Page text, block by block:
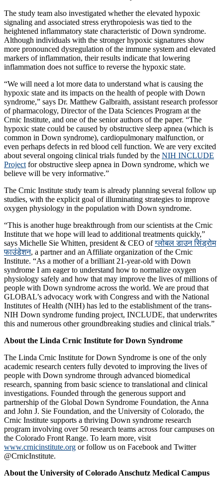
The study team also investigated whether the elevated hypoxic
signaling and associated stress erythropoiesis was tied to the
heightened inflammatory state characteristic of Down syndrome.
Although individuals with the stronger hypoxic signatures show
more pronounced dysregulation of the immune system and elevated
markers of inflammation, their results indicate that lowering
inflammation does not suffice to reverse the hypoxic state.
“We will need a lot more data to understand what is causing the
hypoxic state and its impacts on the health of people with Down
syndrome,” says Dr. Matthew Galbraith, assistant research professor
of pharmacology, Director of the Data Sciences Program at the
Crnic Institute, and one of the senior authors of the paper. “The
hypoxic state could be caused by obstructive sleep apnea (which is
common in Down syndrome), cardiopulmonary malfunction, or
even perhaps defects in red blood cell function. We are very excited
about several ongoing clinical trials funded by the NIH INCLUDE
Project for obstructive sleep apnea in Down syndrome, which we
believe will be very informative.”
The Crnic Institute study team is already planning several follow up
studies, with the explicit goal of illuminating strategies to improve
oxygen physiology in the population with Down syndrome.
“This is another huge breakthrough from our scientists at the Crnic
Institute that we hope will lead to additional treatments quickly,”
says Michelle Sie Whitten, president & CEO ofग्लोबल डाउन सिंड्रोम
फाउंडेशन, a partner and an Affiliate organization of the Crnic
Institute. “As a mother of a brilliant 21-year-old with Down
syndrome I am eager to understand how to normalize oxygen
physiology safely and how that may improve the lives of millions of
people with Down syndrome across the world. We are proud that
GLOBAL’s advocacy work with Congress and with the National
Institutes of Health (NIH) has led to the establishment of the trans-
NIH Down syndrome funding project, INCLUDE, that underwrites
this and numerous other groundbreaking studies and clinical trials.”
About the Linda Crnic Institute for Down Syndrome
The Linda Crnic Institute for Down Syndrome is one of the only
academic research centers fully devoted to improving the lives of
people with Down syndrome through advanced biomedical
research, spanning from basic science to translational and clinical
investigations. Founded through the generous support and
partnership of the Global Down Syndrome Foundation, the Anna
and John J. Sie Foundation, and the University of Colorado, the
Crnic Institute supports a thriving Down syndrome research
program involving over 50 research teams across four campuses on
the Colorado Front Range. To learn more, visit
www.crnicinstitute.org or follow us on Facebook and Twitter
@CrnicInstitute.
About the University of Colorado Anschutz Medical Campus